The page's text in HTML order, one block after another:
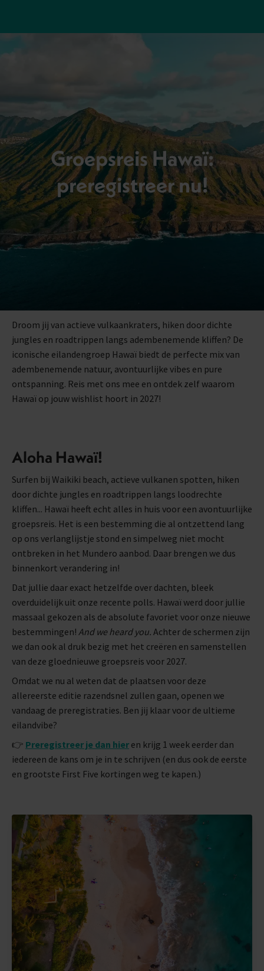
Groepsreis Hawaï:
preregistreer nu!
Droom jij van actieve vulkaankraters, hiken door dichte
jungles en roadtrippen langs adembenemende kliffen? De
iconische eilandengroep Hawaï biedt de perfecte mix van
adembenemende natuur, avontuurlijke vibes en pure
ontspanning. Reis met ons mee en ontdek zelf waarom
Hawaï op jouw wishlist hoort in 2027!
Aloha Hawaï!
Surfen bij Waikiki beach, actieve vulkanen spotten, hiken
door dichte jungles en roadtrippen langs loodrechte
kliffen... Hawaï heeft echt alles in huis voor een avontuurlijke
groepsreis. Het is een bestemming die al ontzettend lang
op ons verlanglijstje stond en simpelweg niet mocht
ontbreken in het Mundero aanbod. Daar brengen we dus
binnenkort verandering in!
Dat jullie daar exact hetzelfde over dachten, bleek
overduidelijk uit onze recente polls. Hawaï werd door jullie
massaal gekozen als de absolute favoriet voor onze nieuwe
bestemmingen! And we heard you. Achter de schermen zijn
we dan ook al druk bezig met het creëren en samenstellen
van deze gloednieuwe groepsreis voor 2027.
Omdat we nu al weten dat de plaatsen voor deze
allereerste editie razendsnel zullen gaan, openen we
vandaag de preregistraties. Ben jij klaar voor de ultieme
eilandvibe?
👉 Preregistreer je dan hier en krijg 1 week eerder dan
iedereen de kans om je in te schrijven (en dus ook de eerste
en grootste First Five kortingen weg te kapen.)